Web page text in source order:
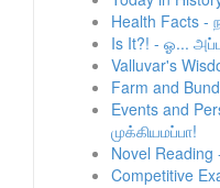
Health Facts -
Is It?! - ஓ...
Valluvar's
Farm and
Events and
முக்கியமப்பா!
Novel
Competitive